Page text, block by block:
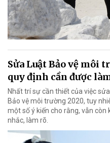
Sửa Luật Bảo vệ môi
quy định cần được
Nhất trí sự cần thiết của việc
Bảo vệ môi trường 2020, tuy
một số ý kiến cho rằng, vẫn
nhắc, làm rõ.